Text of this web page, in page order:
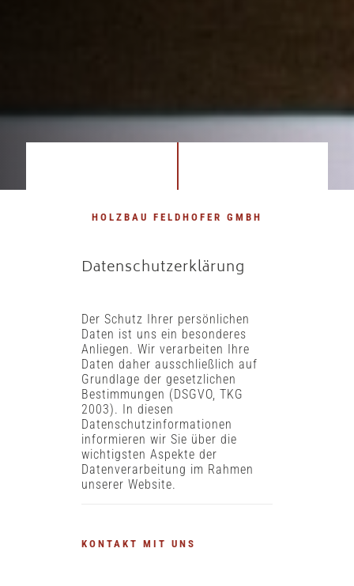
HOLZBAU FELDHOFER GMBH
Datenschutz­erklärung
Der Schutz Ihrer persönlichen
Daten ist uns ein besonderes
Anliegen. Wir verarbeiten Ihre
Daten daher ausschließlich auf
Grundlage der gesetzlichen
Bestimmungen (DSGVO, TKG
2003). In diesen
Datenschutzinformationen
informieren wir Sie über die
wichtigsten Aspekte der
Datenverarbeitung im Rahmen
unserer Website.
KONTAKT MIT UNS